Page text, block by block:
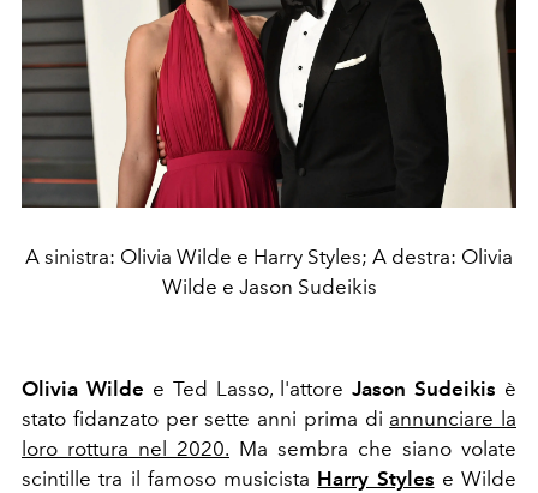
A sinistra: Olivia Wilde e Harry Styles; A destra: Olivia
Wilde e Jason Sudeikis
Olivia Wilde e Ted Lasso, l'attoreJason Sudeikis è
stato fidanzato per sette anni prima di annunciare la
loro rottura nel 2020. Ma sembra che siano volate
scintille tra il famoso musicista Harry Styles e Wilde